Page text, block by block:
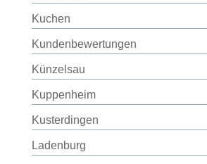
Kuchen
Kundenbewertungen
Künzelsau
Kuppenheim
Kusterdingen
Ladenburg